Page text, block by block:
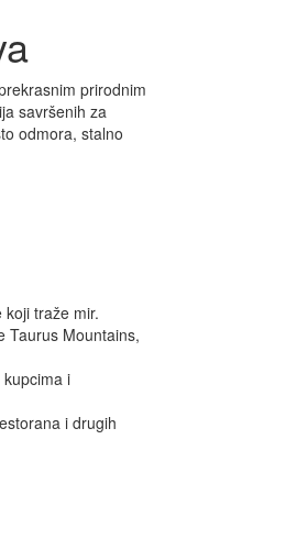
prirodnim
savršenih za
odmora, stalno
traže mir.
Taurus Mountains,
i
i drugih